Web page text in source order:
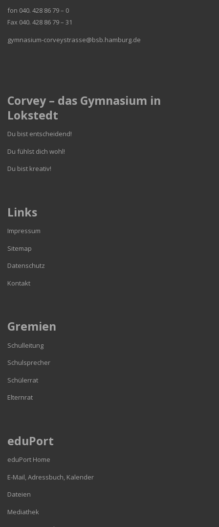
fon 040. 428 86 79 – 0
Fax 040. 428 86 79 – 31
gymnasium-corveystrasse@bsb.hamburg.de
Corvey – das Gymnasium in
Lokstedt
Du bist entscheidend!
Du fühlst dich wohl!
Du bist kreativ!
Links
Impressum
Sitemap
Datenschutz
Kontakt
Gremien
Schulleitung
Schulsprecher
Schülerrat
Elternrat
eduPort
eduPort Home
E-Mail, Adressbuch, Kalender
Dateien
Mediathek